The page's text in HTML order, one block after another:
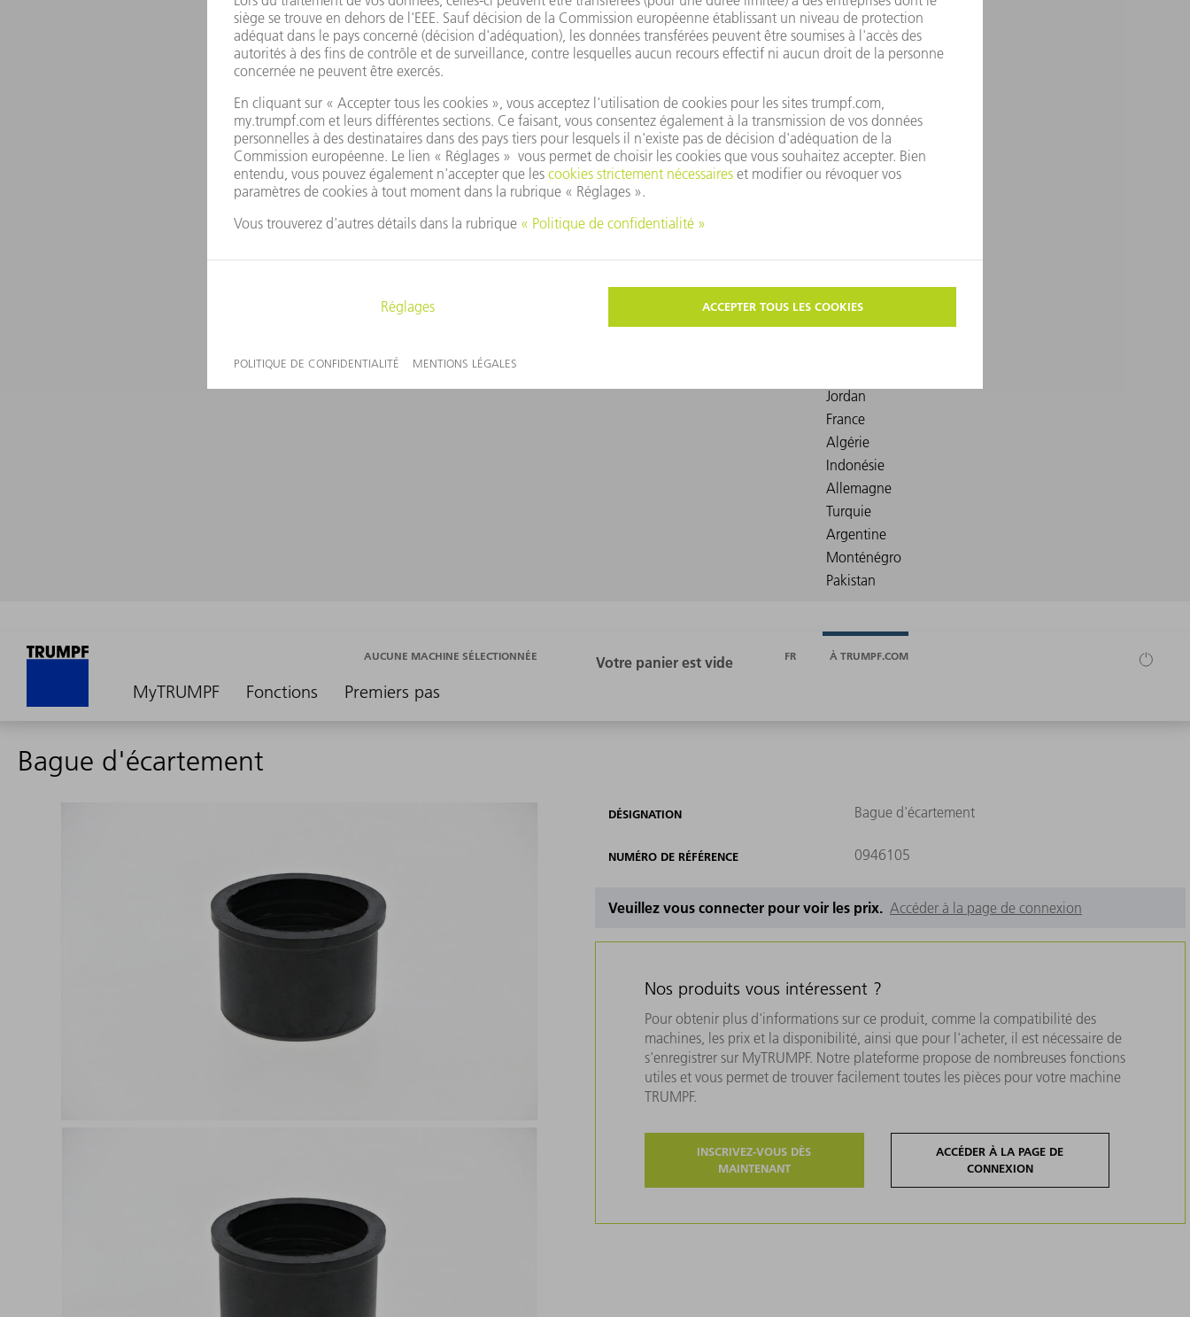
MyTRUMPF Fonctions Premiers pas
AUCUNE MACHINE SÉLECTIONNÉE FR À TRUMPF.COM
Bague d'écartement
DÉSIGNATION Bague d'écartement
NUMÉRO DE RÉFÉRENCE 0946105
Veuillez vous connecter pour voir les prix. Accéder à la page de connexion
Nos produits vous intéressent ?
Pour obtenir plus d'informations sur ce produit, comme la compatibilité des
machines, les prix et la disponibilité, ainsi que pour l'acheter, il est nécessaire de
s'enregistrer sur MyTRUMPF. Notre plateforme propose de nombreuses fonctions
utiles et vous permet de trouver facilement toutes les pièces pour votre machine
TRUMPF.
INSCRIVEZ-VOUS DÈS
MAINTENANT
ACCÉDER À LA PAGE DE
CONNEXION